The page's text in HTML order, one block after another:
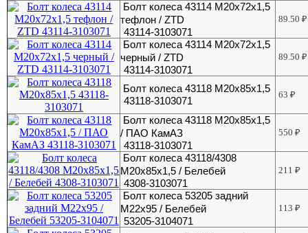
Болт колеса 43114 М20х72х1,5
тефлон / ZTD
43114-3103071
89.50₽
Болт колеса 43114 М20х72х1,5
черный / ZTD
43114-3103071
89.50₽
Болт колеса 43118 М20х85х1,5
43118-3103071
63₽
Болт колеса 43118 М20х85х1,5
/ ПАО КамАЗ
43118-3103071
550₽
Болт колеса 43118/4308
М20х85х1,5 / Белебей
4308-3103071
211₽
Болт колеса 53205 задний
М22х95 / Белебей
53205-3104071
113₽